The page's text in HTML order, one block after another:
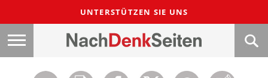
UNTERSTÜTZEN SIE UNS